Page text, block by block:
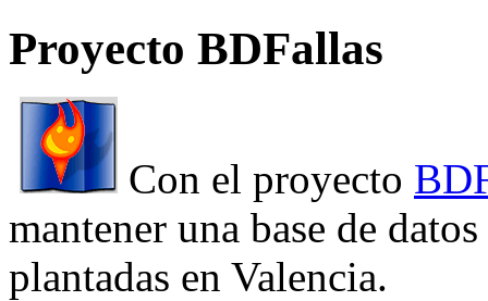
Proyecto BDFallas
Con el proyecto
mantener una base de
plantadas en Valencia.